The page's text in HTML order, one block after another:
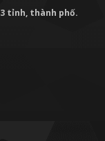
tỉnh, thành phố.